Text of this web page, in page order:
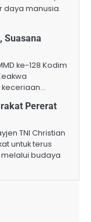
daya manusia.
Suasana
ke-128 Kodim
Pererat
TNI Christian
untuk terus
budaya